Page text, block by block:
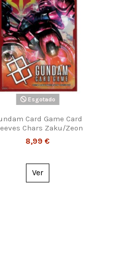
Esgotado
Card Game Card
Chars Zaku/Zeon
8,99 €
Ver